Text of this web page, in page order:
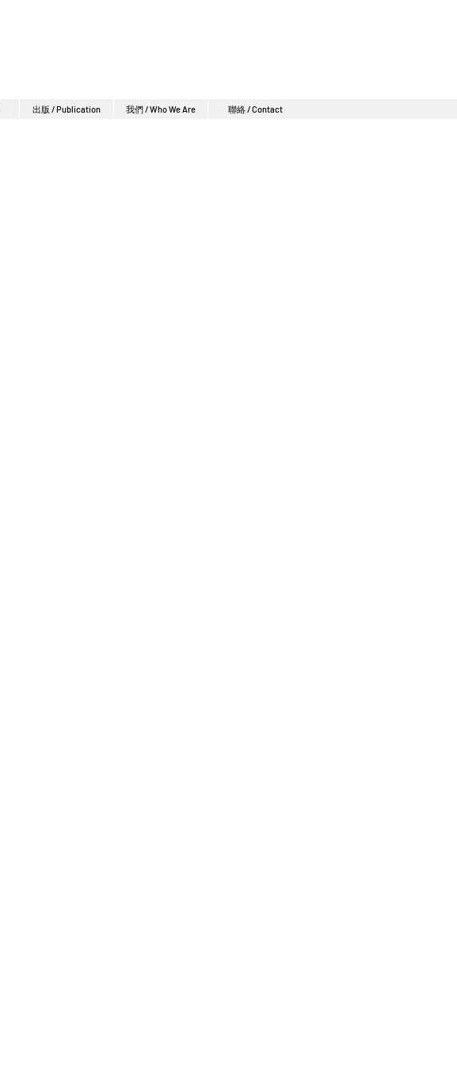
出版 / Publication 我們 / Who We Are 聯絡 / Contact